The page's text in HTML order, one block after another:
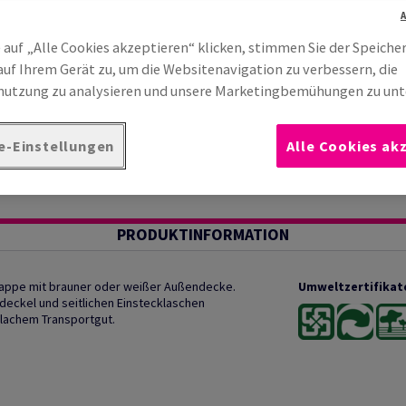
Stück
MwSt.
175
Preis exkl. MwSt.
pro 1 Stück
Preis exkl. MwSt.
PRODUKTINFORMATION
mit brauner oder weißer Außendecke.
und seitlichen Einstecklaschen
Transportgut.
auf „Alle Cookies akzeptieren“ klicken, stimmen Sie der
Ihrem Gerät zu, um die Websitenavigation zu verbessern, die
zu analysieren und unsere Marketingbemühungen zu
Einstellungen Alle Cookies